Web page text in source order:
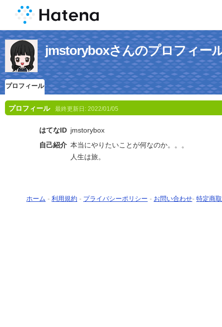
jmstoryboxさんのプロフィー
プロフィール
プロフィール 最終更新日: 2022/01/05
はてなID jmstorybox
自己紹介 本当にやりたいことが何なのか。。。
人生は旅。
ホーム - 利用規約 - プライバシーポリシー - お問い合わせ- 特定商